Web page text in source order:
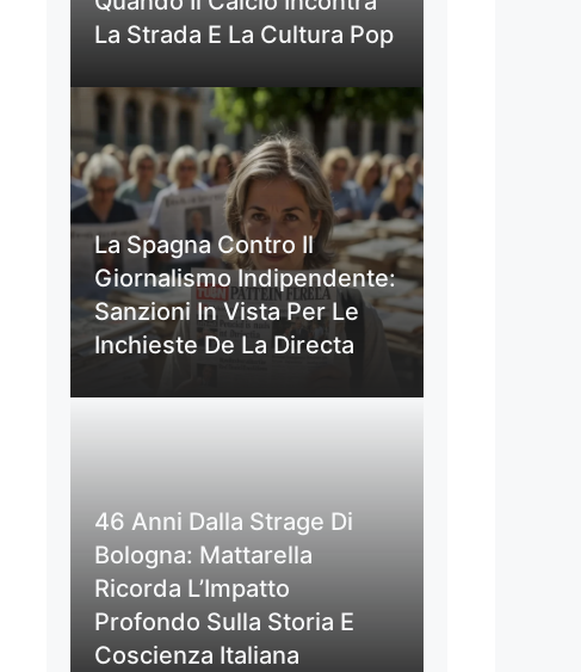
La Strada E La Cultura Pop
La Spagna Contro Il
Giornalismo Indipendente:
Sanzioni In Vista Per Le
Inchieste De La Directa
46 Anni Dalla Strage Di
Bologna: Mattarella
Ricorda L’Impatto
Profondo Sulla Storia E
Coscienza Italiana